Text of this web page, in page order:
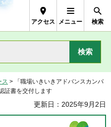
アクセス メニュー 検索
ス > 「職場いきいきアドバンスカンパ
証書を交付します
更新日：2025年9月2日